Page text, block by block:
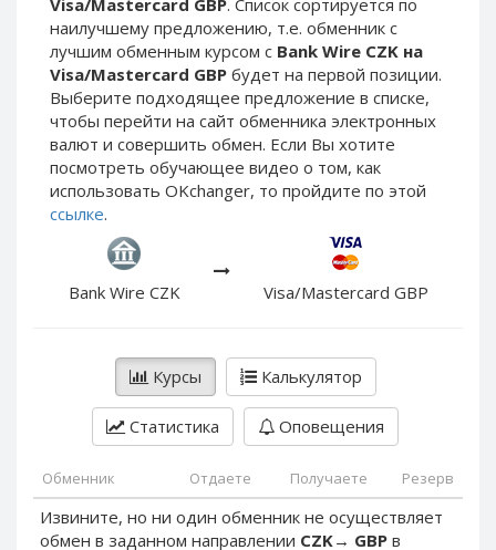
наилучшему предложению, т.е. обменник с
лучшим обменным курсом с Bank Wire CZK на
Visa/Mastercard GBP будет на первой позиции.
Выберите подходящее предложение в списке,
чтобы перейти на сайт обменника электронных
валют и совершить обмен. Если Вы хотите
посмотреть обучающее видео о том, как
использовать OKchanger, то пройдите по этой
ссылке.
Bank Wire CZK Visa/Mastercard GBP
Курсы Калькулятор
Статистика Оповещения
Обменник Отдаете Получаете Резерв
Извините, но ни один обменник не осуществляет
обмен в заданном направлении CZK→ GBP в
PayPal USD
PayPal EUR
PayPal GBP
PayPal CAD
PayPal AUD
PayPal RUB
PayPal CZK
PayPal DKK
PayPal HKD
PayPal NZD
PayPal NOK
PayPal PLN
PayPal SEK
PayPal CHF
PayPal USD
PayPal EUR
PayPal GBP
PayPal CAD
PayPal AUD
PayPal RUB
PayPal DKK
PayPal HKD
PayPal NZD
PayPal NOK
PayPal PLN
PayPal SEK
PayPal CHF